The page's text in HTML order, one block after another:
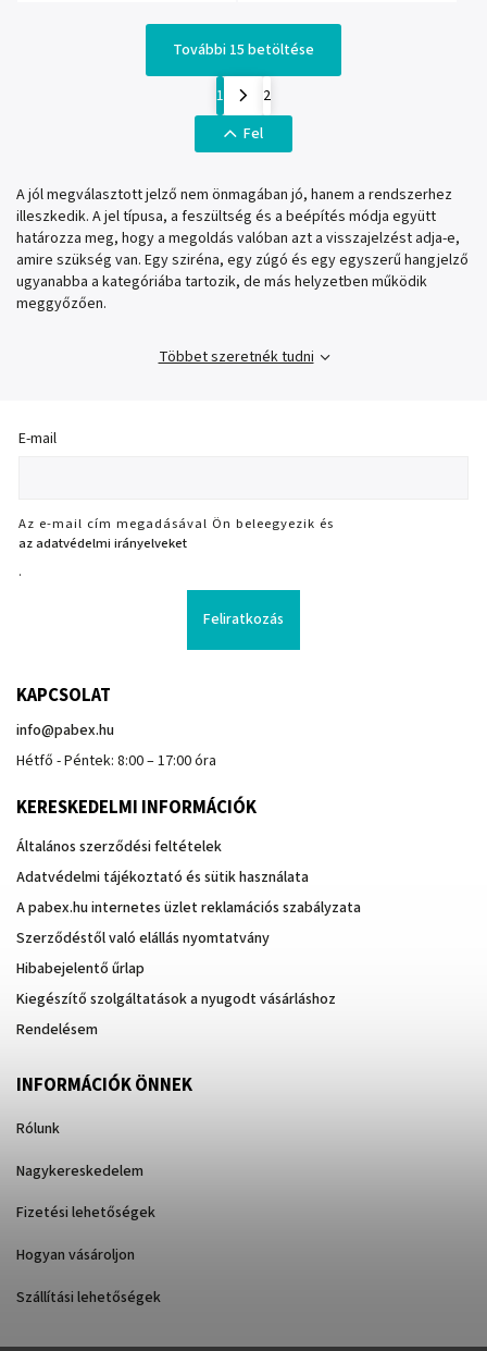
További 15 betöltése
1
2
Fel
A jól megválasztott jelző nem önmagában jó, hanem a rendszerhez
illeszkedik. A jel típusa, a feszültség és a beépítés módja együtt
határozza meg, hogy a megoldás valóban azt a visszajelzést adja-e,
amire szükség van. Egy sziréna, egy zúgó és egy egyszerű hangjelző
ugyanabba a kategóriába tartozik, de más helyzetben működik
meggyőzően.
Többet szeretnék tudni
E-mail
Az e-mail cím megadásával Ön beleegyezik és
az adatvédelmi irányelveket
.
Feliratkozás
KAPCSOLAT
info@pabex.hu
Hétfő - Péntek: 8:00 – 17:00 óra
KERESKEDELMI INFORMÁCIÓK
Általános szerződési feltételek
Adatvédelmi tájékoztató és sütik használata
A pabex.hu internetes üzlet reklamációs szabályzata
Szerződéstől való elállás nyomtatvány
Hibabejelentő űrlap
Kiegészítő szolgáltatások a nyugodt vásárláshoz
Rendelésem
INFORMÁCIÓK ÖNNEK
Rólunk
Nagykereskedelem
Fizetési lehetőségek
Hogyan vásároljon
Szállítási lehetőségek